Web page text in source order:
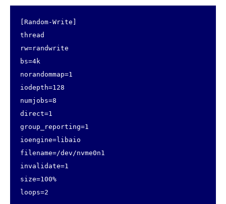
[Random-Write]
thread
rw=randwrite
bs=4k
norandommap=1
iodepth=128
numjobs=8
direct=1
group_reporting=1
ioengine=libaio
filename=/dev/nvme0n1
invalidate=1
size=100%
loops=2